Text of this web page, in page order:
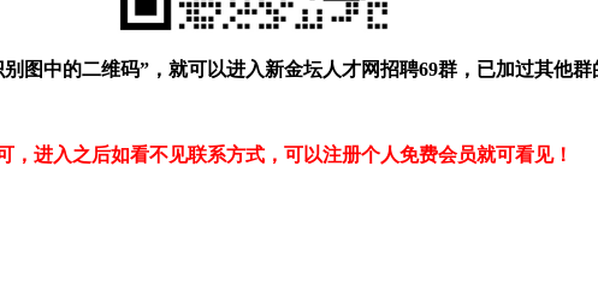
图中的二维码”，就可以进入新金坛人才网招聘69群，已加过其他群
进入之后如看不见联系方式，可以注册个人免费会员就可看见！